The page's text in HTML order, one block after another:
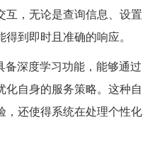
互，无论是查询信息、设置
到即时且准确的响应。
深度学习功能，能够通过
自身的服务策略。这种自
，还使得系统在处理个性化